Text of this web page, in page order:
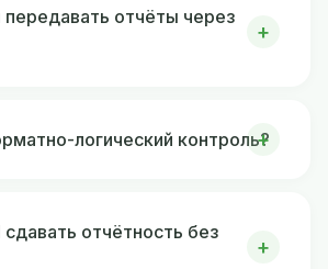
передавать отчёты через
логический контроль?
отчётность без